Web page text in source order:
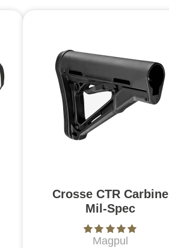
Crosse CTR Carbine
Mil-Spec
Magpul